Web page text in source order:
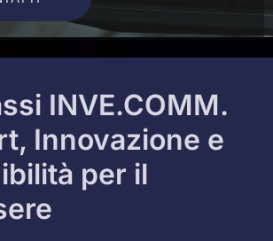
INVE.COMM.
Innovazione e
per il